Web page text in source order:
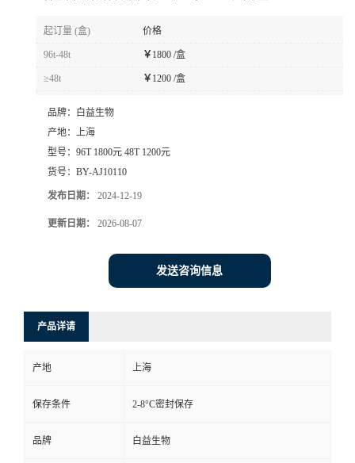
起订量 (盒) 价格
96t-48t ￥ 1800 /盒
≥48t ￥ 1200 /盒
品牌：
白益生物
产地： 上海
型号： 96T 1800元 48T 1200元
货号： BY-AJ10110
发布日期： 2024-12-19
更新日期： 2026-08-07
发送咨询信息
产品详请
产地 上海
保存条件 2-8°C密封保存
品牌 白益生物